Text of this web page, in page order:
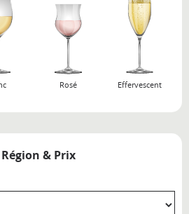
Rosé Effervescent
& Prix